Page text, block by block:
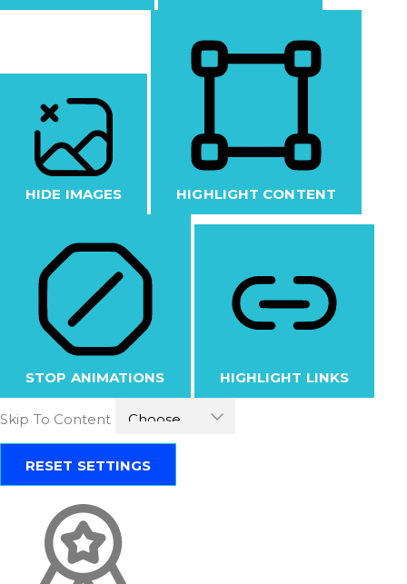
HIDE IMAGES HIGHLIGHT CONTENT
STOP ANIMATIONS HIGHLIGHT LINKS
Skip To Content
RESET SETTINGS